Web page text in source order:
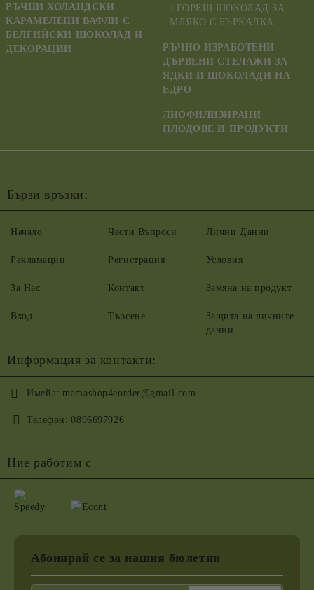
РЪЧНИ ХОЛАНДСКИ
КАРАМЕЛЕНИ ВАФЛИ С
БЕЛГИЙСКИ ШОКОЛАД И
ДЕКОРАЦИИ
ГОРЕЩ ШОКОЛАД ЗА
МЛЯКО С БЪРКАЛКА
РЪЧНО ИЗРАБОТЕНИ
ДЪРВЕНИ СТЕЛАЖИ ЗА
ЯДКИ И ШОКОЛАДИ НА
ЕДРО
ЛИОФИЛИЗИРАНИ
ПЛОДОВЕ И ПРОДУКТИ
Бързи връзки:
Начало
Рекламации
За Нас
Вход
Чести Въпроси
Регистрация
Контакт
Търсене
Лични Данни
Условия
Замяна на продукт
Защита на личните
данни
Информация за контакти:
Имейл: mamashop4eorder@gmail.com
Телефон: 0896697926
Ние работим с
Абонирай се за нашия бюлетин